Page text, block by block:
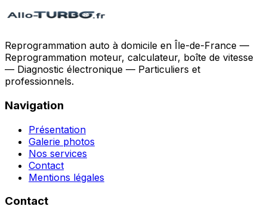
Reprogrammation auto à domicile en Île-de-France —
Reprogrammation moteur, calculateur, boîte de vitesse
— Diagnostic électronique — Particuliers et
professionnels.
Navigation
Présentation
Galerie photos
Nos services
Contact
Mentions légales
Contact